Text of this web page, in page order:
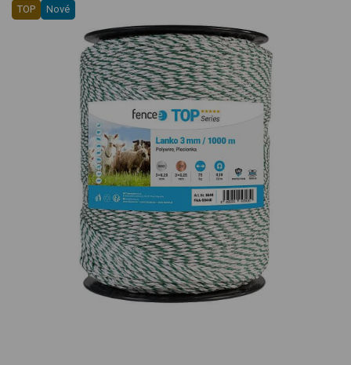
TOP Nové